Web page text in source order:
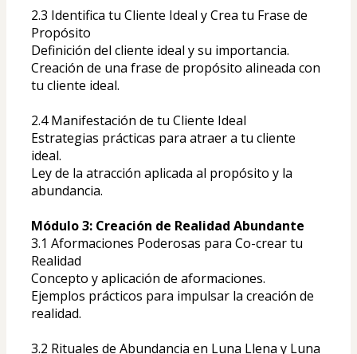
2.3 Identifica tu Cliente Ideal y Crea tu Frase de
Propósito
Definición del cliente ideal y su importancia.
Creación de una frase de propósito alineada con
tu cliente ideal.
2.4 Manifestación de tu Cliente Ideal
Estrategias prácticas para atraer a tu cliente
ideal.
Ley de la atracción aplicada al propósito y la
abundancia.
Módulo 3: Creación de Realidad Abundante
3.1 Aformaciones Poderosas para Co-crear tu
Realidad
Concepto y aplicación de aformaciones.
Ejemplos prácticos para impulsar la creación de
realidad.
3.2 Rituales de Abundancia en Luna Llena y Luna